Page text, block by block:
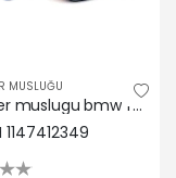
MUSLUĞU
Kalorıfer muslugu bmw f10 10>16 f07 09>17 f01 08>15 Bosch 64539119164/ 64219310349
1147412349